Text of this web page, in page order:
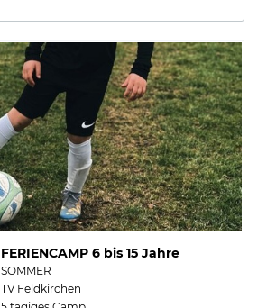
FERIENCAMP 6 bis 15 Jahre
SOMMER
TV Feldkirchen